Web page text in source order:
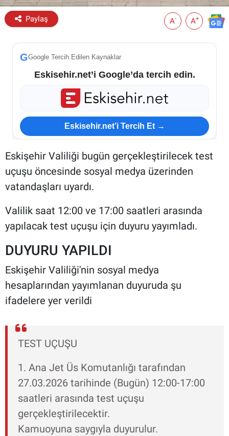
Paylaş A- A+
GGoogle Tercih Edilen Kaynaklar
Eskisehir.net’i Google’da tercih edin.
Eskisehir.net’i Tercih Et →
Eskişehir Valiliği bugün gerçekleştirilecek test
uçuşu öncesinde sosyal medya üzerinden
vatandaşları uyardı.
Valilik saat 12:00 ve 17:00 saatleri arasında
yapılacak test uçuşu için duyuru yayımladı.
DUYURU YAPILDI
Eskişehir Valiliği'nin sosyal medya
hesaplarından yayımlanan duyuruda şu
ifadelere yer verildi
TEST UÇUŞU
1. Ana Jet Üs Komutanlığı tarafından
27.03.2026 tarihinde (Bugün) 12:00-17:00
saatleri arasında test uçuşu
gerçekleştirilecektir.
Kamuoyuna saygıyla duyurulur.
Eskişehir Otobüs Saatleri